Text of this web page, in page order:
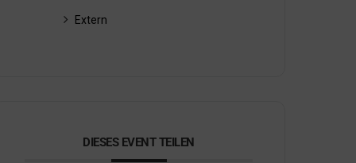
Extern
DIESES EVENT TEILEN